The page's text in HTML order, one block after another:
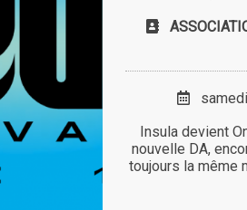
Insula devient
nouvelle DA,
toujours la même